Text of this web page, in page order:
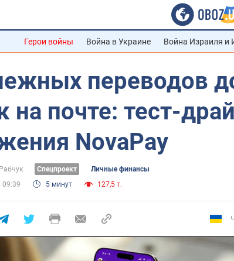
Герои войны Война в Украине Война Израиля и
переводов
на почте: тест-
NovaPay
Спецпроект
Личные финансы
09:39
5 минут 127,5 т.